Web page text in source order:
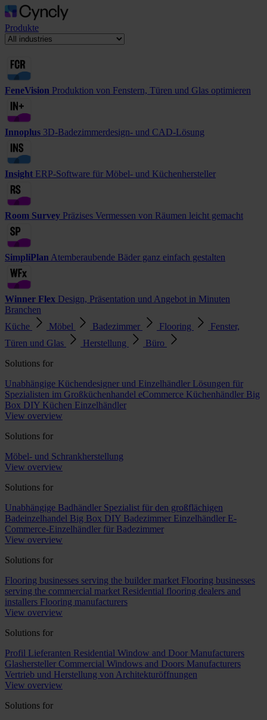
Produkte
FeneVision Produktion von Fenstern, Türen und Glas optimieren
Innoplus 3D-Badezimmerdesign- und CAD-Lösung
Insight ERP-Software für Möbel- und Küchenhersteller
Room Survey Präzises Vermessen von Räumen leicht gemacht
SimpliPlan Atemberaubende Bäder ganz einfach gestalten
Winner Flex Design, Präsentation und Angebot in Minuten
Branchen
Küche
Möbel Badezimmer Flooring
Fenster,
Türen und Glas
Herstellung
Büro
Solutions for
Unabhängige Küchendesigner und Einzelhändler Lösungen für
Spezialisten im Großküchenhandel eCommerce Küchenhändler Big
Box DIY Küchen Einzelhändler
View overview
Solutions for
Möbel- und Schrankherstellung
View overview
Solutions for
Unabhängige Badhändler Spezialist für den großflächigen
Badeinzelhandel Big Box DIY Badezimmer Einzelhändler E-
Commerce-Einzelhändler für Badezimmer
View overview
Solutions for
Flooring businesses serving the builder market Flooring businesses
serving the commercial market Residential flooring dealers and
installers Flooring manufacturers
View overview
Solutions for
Profil Lieferanten Residential Window and Door Manufacturers
Glashersteller Commercial Windows and Doors Manufacturers
Vertrieb und Herstellung von Architekturöffnungen
View overview
Solutions for